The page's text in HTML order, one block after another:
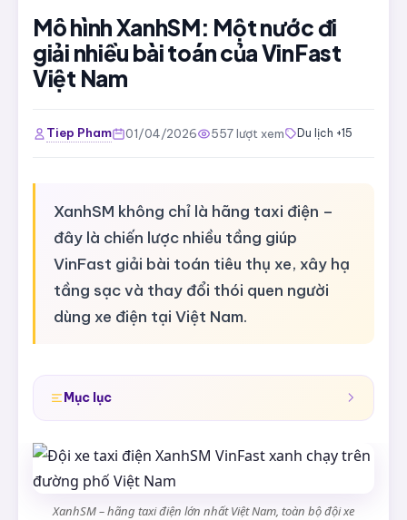
Mô hình XanhSM: Một nước đi
giải nhiều bài toán của VinFast
Việt Nam
Tiep Pham 01/04/2026 557 lượt xem Du lịch +15
XanhSM không chỉ là hãng taxi điện –
đây là chiến lược nhiều tầng giúp
VinFast giải bài toán tiêu thụ xe, xây hạ
tầng sạc và thay đổi thói quen người
dùng xe điện tại Việt Nam.
Mục lục
XanhSM – hãng taxi điện lớn nhất Việt Nam, toàn bộ đội xe